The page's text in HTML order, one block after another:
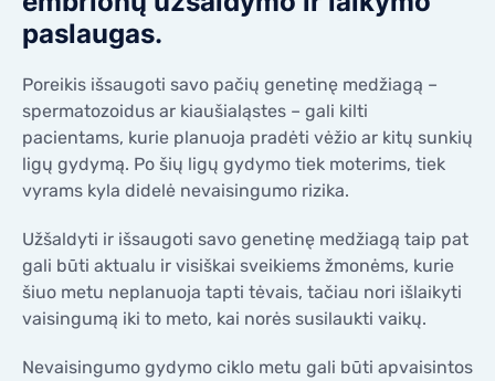
paslaugas.
Poreikis išsaugoti savo pačių genetinę medžiagą –
spermatozoidus ar kiaušialąstes – gali kilti
pacientams, kurie planuoja pradėti vėžio ar kitų sunkių
ligų gydymą. Po šių ligų gydymo tiek moterims, tiek
vyrams kyla didelė nevaisingumo rizika.
Užšaldyti ir išsaugoti savo genetinę medžiagą taip pat
gali būti aktualu ir visiškai sveikiems žmonėms, kurie
šiuo metu neplanuoja tapti tėvais, tačiau nori išlaikyti
vaisingumą iki to meto, kai norės susilaukti vaikų.
Nevaisingumo gydymo ciklo metu gali būti apvaisintos